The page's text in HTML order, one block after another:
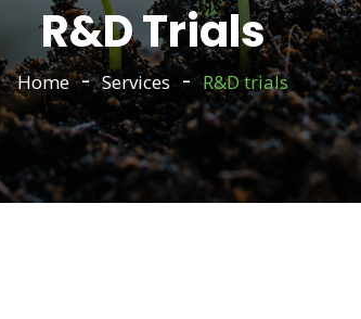
R&D Trials
Home Services R&D trials